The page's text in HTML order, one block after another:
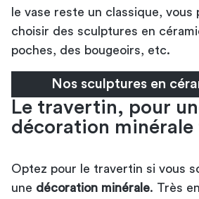
le vase reste un classique, vous
choisir des sculptures en
poches, des bougeoirs, etc.
Nos sculptures en
Le travertin, pour
décoration minérale
Optez pour le travertin si vous
une décoration minérale. Très